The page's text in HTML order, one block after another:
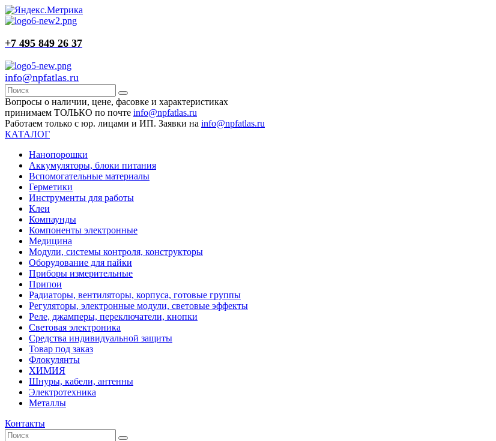
+7 495 849 26 37
info@npfatlas.ru
Вопросы о наличии, цене, фасовке и характеристиках
принимаем ТОЛЬКО по почте info@npfatlas.ru
Работаем только с юр. лицами и ИП. Заявки на info@npfatlas.ru
КАТАЛОГ
Нанопорошки
Аккумуляторы, блоки питания
Вспомогательные материалы
Герметики
Инструменты для работы
Клеи
Компаунды
Компоненты электронные
Медицина
Модули, системы контроля, конструкторы
Оборудование для пайки
Приборы измерительные
Припои
Радиаторы, вентиляторы, корпуса, готовые группы
Регуляторы, электронные модули, световые эффекты
Реле, джамперы, переключатели, кнопки
Световая электроника
Средства индивидуальной защиты
Товар под заказ
Флокулянты
ХИМИЯ
Шнуры, кабели, антенны
Электротехника
Металлы
Контакты